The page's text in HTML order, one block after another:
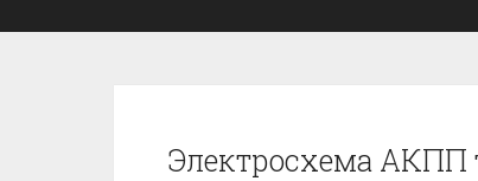
Электросхема АКПП